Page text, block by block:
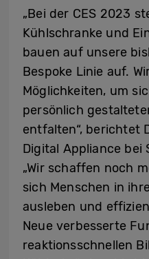
„Bei der CES 2023
Kühlschranke und
bauen auf unsere
Bespoke Linie auf.
Möglichkeiten, um
persönlich
entfalten“, berichtet
Digital Appliance bei
„Wir schaffen noch
sich Menschen in
ausleben und
Neue verbesserte
reaktionsschnellen